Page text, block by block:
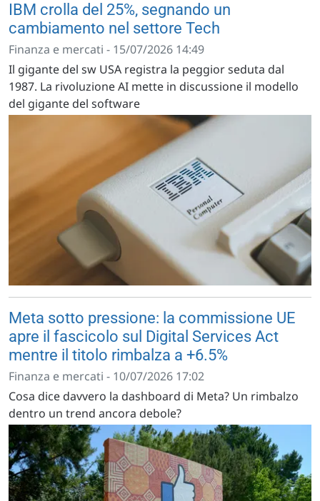
IBM crolla del 25%, segnando un
cambiamento nel settore Tech
Finanza e mercati - 15/07/2026 14:49
Il gigante del sw USA registra la peggior seduta dal
1987. La rivoluzione AI mette in discussione il modello
del gigante del software
Meta sotto pressione: la commissione UE
apre il fascicolo sul Digital Services Act
mentre il titolo rimbalza a +6.5%
Finanza e mercati - 10/07/2026 17:02
Cosa dice davvero la dashboard di Meta? Un rimbalzo
dentro un trend ancora debole?